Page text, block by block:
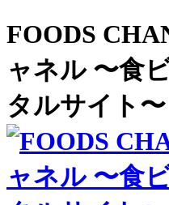
FOODS
ャネル 〜食
タルサイト〜